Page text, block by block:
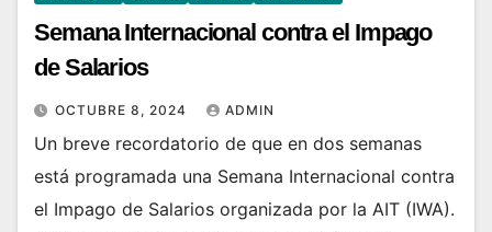
Semana Internacional contra el Impago
de Salarios
OCTUBRE 8, 2024 ADMIN
Un breve recordatorio de que en dos semanas
está programada una Semana Internacional contra
el Impago de Salarios organizada por la AIT (IWA).